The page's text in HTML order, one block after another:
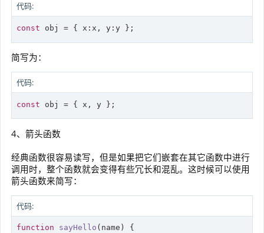
代码:
const
简写为：
代码:
const
4、箭头函数
经典函数很容易读写，但是如果把它们嵌套在其它函数中进行
调用时，整个函数就会变得有些冗长和混乱。这时候可以使用
箭头函数来简写：
代码:
function sayHello ( name ) {